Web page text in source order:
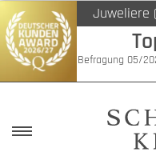
Juweliere
Befragung 05/